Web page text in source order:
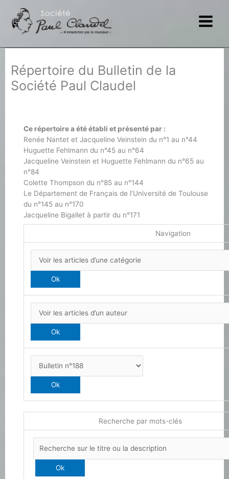
contenu
Répertoire du Bulletin de la
Société Paul Claudel
Ce répertoire a été établi et présenté par :
Renée Nantet et Jacqueline Veinstein du n°1 au n°44
Huguette Fehlmann du n°45 au n°64
Jacqueline Veinstein et Huguette Fehlmann du n°65 au
n°84
Colette Thompson du n°85 au n°144
Le Département de Français de l’Université de Toulouse
du n°145 au n°170
Jacqueline Bigallet à partir du n°171
Navigation
Recherche par mots-clés